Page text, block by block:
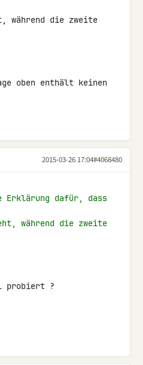
während die zweite
oben enthält keinen
2015-03-26 17:04#4068480
Erklärung dafür, dass
während die zweite
probiert ?